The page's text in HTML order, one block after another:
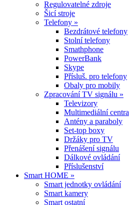
Regulovatelné zdroje
Šicí stroje
Telefony »
Bezdrátové telefony
Stolní telefony
Smathphone
PowerBank
Skype
Přísluš. pro telefony
Obaly pro mobily
Zpracování TV signálu »
Televizory
Multimediální centra
Antény a paraboly
Set-top boxy
Držáky pro TV
Přenášení signálu
Dálkové ovládání
Příslušenství
Smart HOME »
Smart jednotky ovládání
Smart kamery
Smart ostatní